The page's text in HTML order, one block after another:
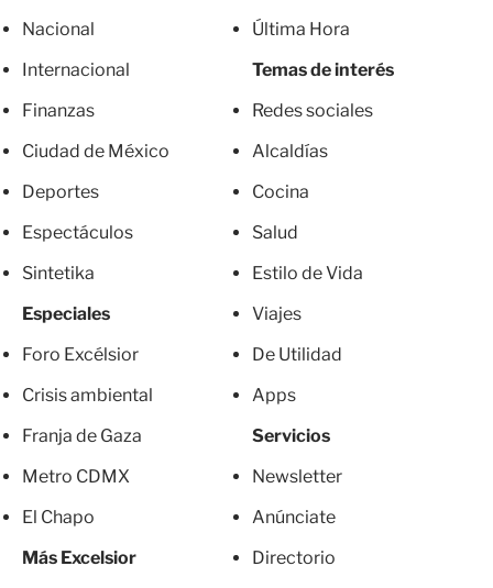
Nacional
Internacional
Finanzas
Ciudad de México
Deportes
Espectáculos
Sintetika
Especiales
Foro Excélsior
Crisis ambiental
Franja de Gaza
Metro CDMX
El Chapo
Más Excelsior
Última Hora
Temas de interés
Redes sociales
Alcaldías
Cocina
Salud
Estilo de Vida
Viajes
De Utilidad
Apps
Servicios
Newsletter
Anúnciate
Directorio